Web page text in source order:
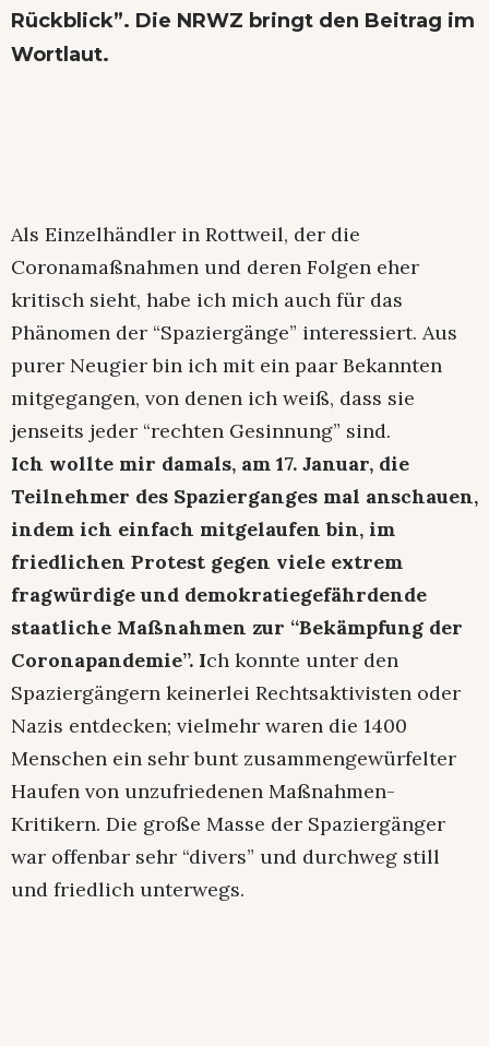
Rückblick”. Die NRWZ bringt den Beitrag im
Wortlaut.
Als Einzelhändler in Rottweil, der die
Coronamaßnahmen und deren Folgen eher
kritisch sieht, habe ich mich auch für das
Phänomen der “Spaziergänge” interessiert. Aus
purer Neugier bin ich mit ein paar Bekannten
mitgegangen, von denen ich weiß, dass sie
jenseits jeder “rechten Gesinnung” sind.
Ich wollte mir damals, am 17. Januar, die
Teilnehmer des Spazierganges mal anschauen,
indem ich einfach mitgelaufen bin, im
friedlichen Protest gegen viele extrem
fragwürdige und demokratiegefährdende
staatliche Maßnahmen zur “Bekämpfung der
Coronapandemie”. Ich konnte unter den
Spaziergängern keinerlei Rechtsaktivisten oder
Nazis entdecken; vielmehr waren die 1400
Menschen ein sehr bunt zusammengewürfelter
Haufen von unzufriedenen Maßnahmen-
Kritikern. Die große Masse der Spaziergänger
war offenbar sehr “divers” und durchweg still
und friedlich unterwegs.